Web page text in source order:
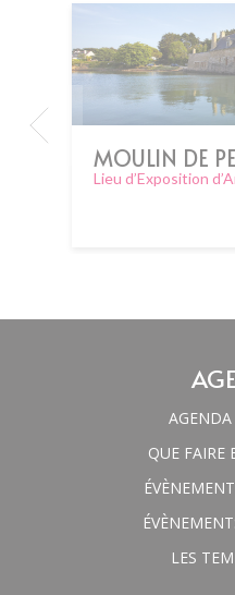
MOULIN DE
Lieu d’Exposition
QUE FAIRE
LES